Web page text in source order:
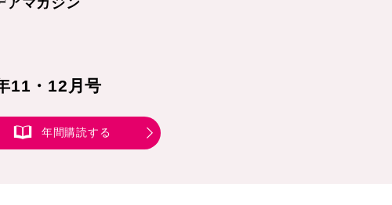
アマガジン
11・12月号
年間購読する